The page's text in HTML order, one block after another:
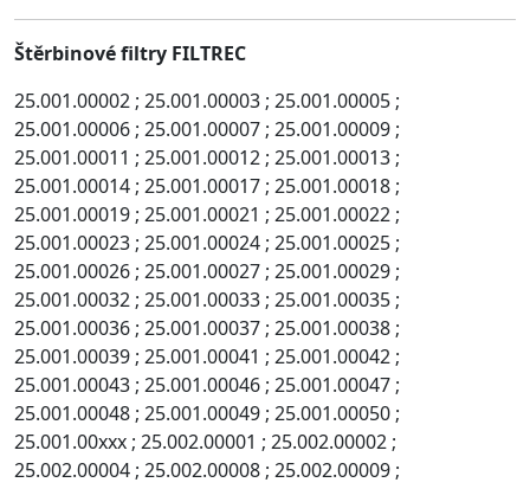
Štěrbinové filtry FILTREC
25.001.00002 ; 25.001.00003 ; 25.001.00005 ;
25.001.00006 ; 25.001.00007 ; 25.001.00009 ;
25.001.00011 ; 25.001.00012 ; 25.001.00013 ;
25.001.00014 ; 25.001.00017 ; 25.001.00018 ;
25.001.00019 ; 25.001.00021 ; 25.001.00022 ;
25.001.00023 ; 25.001.00024 ; 25.001.00025 ;
25.001.00026 ; 25.001.00027 ; 25.001.00029 ;
25.001.00032 ; 25.001.00033 ; 25.001.00035 ;
25.001.00036 ; 25.001.00037 ; 25.001.00038 ;
25.001.00039 ; 25.001.00041 ; 25.001.00042 ;
25.001.00043 ; 25.001.00046 ; 25.001.00047 ;
25.001.00048 ; 25.001.00049 ; 25.001.00050 ;
25.001.00xxx ; 25.002.00001 ; 25.002.00002 ;
25.002.00004 ; 25.002.00008 ; 25.002.00009 ;